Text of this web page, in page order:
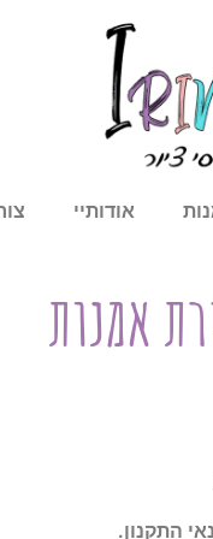
אודותיי
אמנות